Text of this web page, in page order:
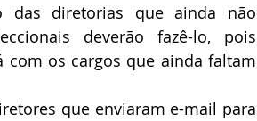
das diretorias que ainda não
deverão fazê-lo, pois
com os cargos que ainda faltam
que enviaram e-mail para